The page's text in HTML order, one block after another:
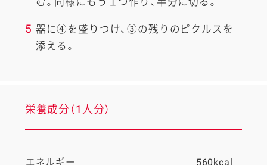
5 器に④を盛りつけ、③の残りのピクルスを
添える。
栄養成分（1人分）
エネルギー 560kcal